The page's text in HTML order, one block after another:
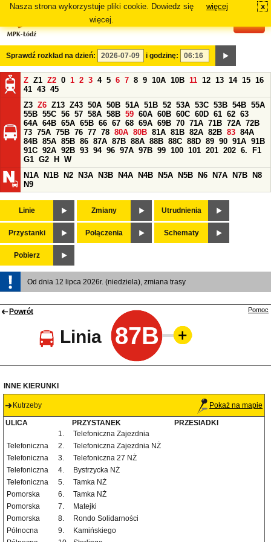
Nasza strona wykorzystuje pliki cookie. Dowiedz się
więcej.
więcej x
Sprawdź rozkład na dzień: i godzinę:
Z Z1 Z2 0 1 2 3 4 5 6 7 8 9 10A 10B 11 12 13 14 15 16
41 43 45
Z3 Z6 Z13 Z43 50A 50B 51A 51B 52 53A 53C 53B 54B 55A
55B 55C 56 57 58A 58B 59 60A 60B 60C 60D 61 62 63
64A 64B 65A 65B 66 67 68 69A 69B 70 71A 71B 72A 72B
73 75A 75B 76 77 78 80A 80B 81A 81B 82A 82B 83 84A
84B 85A 85B 86 87A 87B 88A 88B 88C 88D 89 90 91A 91B
91C 92A 92B 93 94 96 97A 97B 99 100 101 201 202 6.
F1
G1 G2 H
W
N1A
N1B N2 N3A N3B N4A N4B N5A N5B N6 N7A N7B
N8
N9
Linie Zmiany Utrudnienia
Przystanki Połączenia Schematy
Pobierz
Od dnia 12 lipca 2026r. (niedziela), zmiana trasy
Powrót
Linia 87B
Pomoc
INNE KIERUNKI
Kutrzeby Pokaż na mapie
ULICA PRZYSTANEK
PRZESIADKI
1.
Telefoniczna Zajezdnia
Telefoniczna
2.
Telefoniczna Zajezdnia NŻ
Telefoniczna
3.
Telefoniczna 27 NŻ
Telefoniczna
4.
Bystrzycka NŻ
Telefoniczna
5.
Tamka NŻ
Pomorska
6.
Tamka NŻ
Pomorska
7.
Matejki
Pomorska
8.
Rondo Solidarności
Północna
9.
Kamińskiego